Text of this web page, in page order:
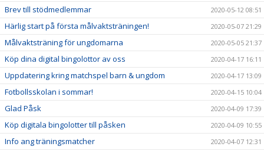
Brev till stödmedlemmar 2020-05-12 08:51
Härlig start på första målvaktsträningen! 2020-05-07 21:29
Målvaktsträning för ungdomarna 2020-05-05 21:37
Köp dina digital bingolottor av oss 2020-04-17 16:11
Uppdatering kring matchspel barn & ungdom 2020-04-17 13:09
Fotbollsskolan i sommar! 2020-04-15 10:04
Glad Påsk 2020-04-09 17:39
Köp digitala bingolotter till påsken 2020-04-09 10:55
Info ang träningsmatcher 2020-04-07 12:31